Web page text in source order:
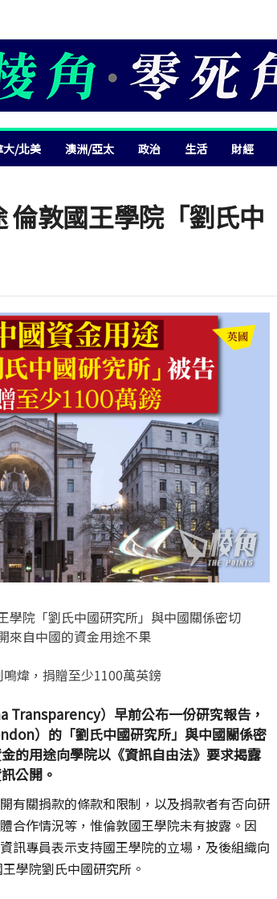
大/北美 澳洲/亞太 政治 生活 財經
倫敦國王學院「劉氏中
學院「劉氏中國研究所」與中國關係密切
來自中國的資金用途不果
鳴煒，捐贈至少1100萬英鎊
Transparency）早前公布一份研究報告，
）的「劉氏中國研究所」與中國關係密
的用途向學院以《資訊自由法》要求揭露
公開。
有關捐款的條款和限制，以及捐款者有否向研
合作情況等，惟倫敦國王學院未有披露。因
訊專員表示支持國王學院的立場，及後組織向
學院劉氏中國研究所。